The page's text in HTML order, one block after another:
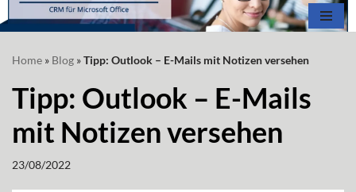
Inhalt
Home » Blog »Tipp: Outlook – E-Mails mit Notizen versehen
Tipp: Outlook – E-Mails
mit Notizen versehen
23/08/2022